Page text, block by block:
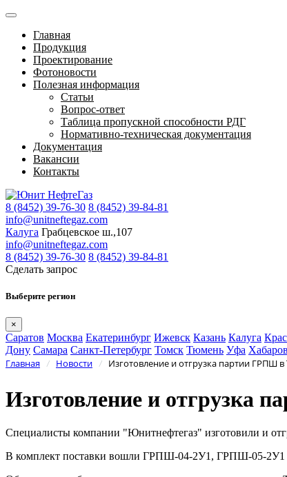
Главная
Продукция
Проектирование
Фотоновости
Полезная информация
Статьи
Вопрос-ответ
Таблица пропускной способности РДГ
Нормативно-техническая документация
Документация
Вакансии
Контакты
8 (8452) 39-76-30 8 (8452) 39-84-81
info@unitneftegaz.com
Калуга Грабцевское ш.,107
info@unitneftegaz.com
8 (8452) 39-76-30 8 (8452) 39-84-81
Сделать запрос
Выберите регион
×
Саратов Москва Екатеринбург Ижевск Казань Калуга
Дону Самара Санкт-Петербург Томск Тюмень Уфа
Главная / Новости / Изготовление и отгрузка партии ГРПШ
Изготовление и отгрузка
Специалисты компании "Юнитнефтегаз" изготовили и
В комплект поставки вошли ГРПШ-04-2У1, ГРПШ-05-